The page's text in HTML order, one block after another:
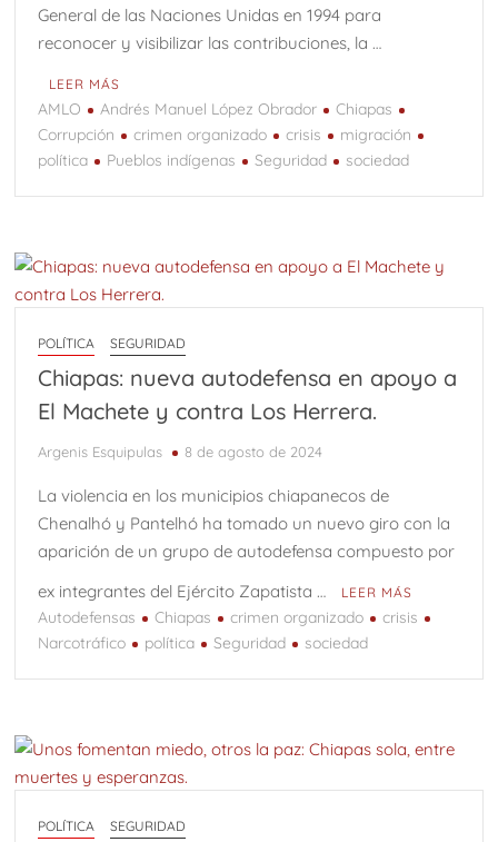
General de las Naciones Unidas en 1994 para
reconocer y visibilizar las contribuciones, la …
LEER MÁS
AMLO Andrés Manuel López Obrador
Chiapas
Corrupción
crimen organizado crisis
migración
política
Pueblos indígenas Seguridad sociedad
POLÍTICA SEGURIDAD
Chiapas: nueva autodefensa en apoyo a
El Machete y contra Los Herrera.
Argenis Esquipulas 8 de agosto de 2024
La violencia en los municipios chiapanecos de
Chenalhó y Pantelhó ha tomado un nuevo giro con la
aparición de un grupo de autodefensa compuesto por
ex integrantes del Ejército Zapatista …
LEER MÁS
Autodefensas Chiapas crimen organizado
crisis
Narcotráfico
política Seguridad sociedad
POLÍTICA SEGURIDAD